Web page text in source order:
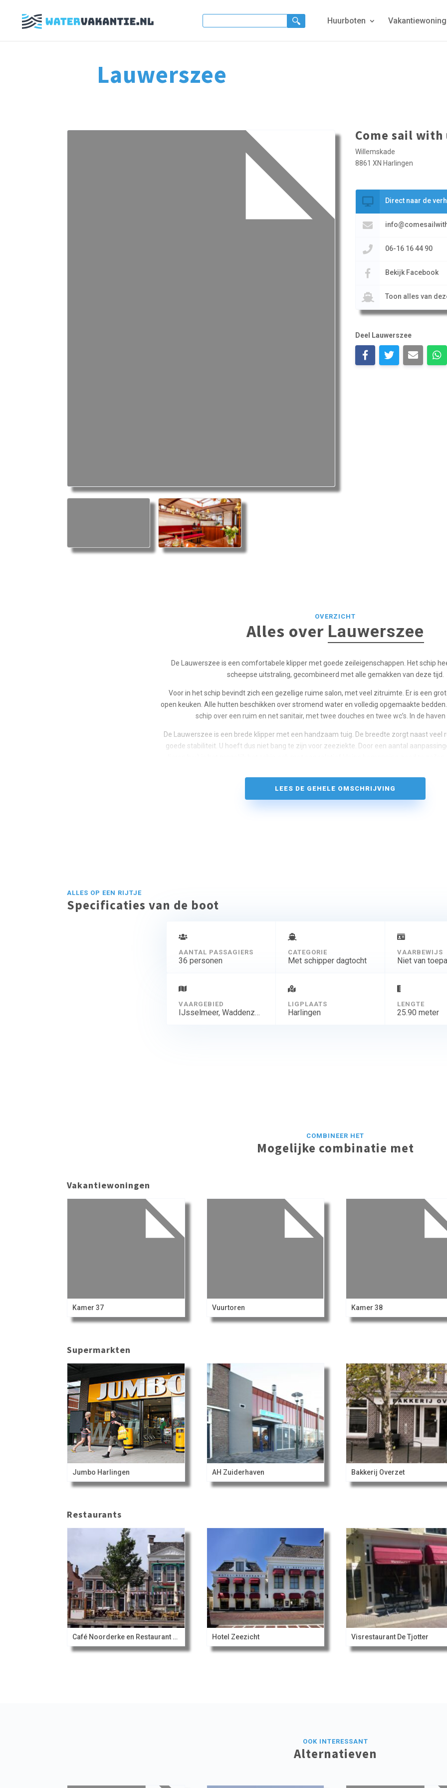
Huurboten
Lauwerszee
Come sail with
Willemskade
8861 XN Harlingen
Direct naar de
06-16 16 44 90
Bekijk Facebook
Toon alles van
Deel Lauwerszee
OVERZICHT
Alles over Lauwerszee
De Lauwerszee is een comfortabele klipper met goede zeileigenschappen. Het schip
scheepse uitstraling, gecombineerd met alle gemakken van deze tijd.
Voor in het schip bevindt zich een gezellige ruime salon, met veel zitruimte. Er is een
open keuken. Alle hutten beschikken over stromend water en volledig opgemaakte
schip over een ruim en net sanitair, met twee douches en twee wc’s. In de haven
De Lauwerszee is een brede klipper met een handzaam tuig. De breedte zorgt naast veel
goede stabiliteit. U hoeft dus niet bang te zijn voor zeeziekte. Door een aantal
Op meerdaagse tochten kan de Lauwerszee 20 personen meenemen, tijdens een
LEES DE GEHELE OMSCHRIJVING
ALLES OP EEN RIJTJE
Specificaties van de boot
AANTAL PASSAGIERS
36 personen
CATEGORIE
Met schipper dagtocht
VAARBEWIJS
Niet van
VAARGEBIED
IJsselmeer, Waddenzee, Friese meren
LIGPLAATS
Harlingen
LENGTE
25.90 meter
COMBINEER HET
Mogelijke combinatie met
Vakantiewoningen
Kamer 37 Vuurtoren Kamer 38
Supermarkten
Jumbo Harlingen AH Zuiderhaven Bakkerij Overzet
Restaurants
Café Noorderke en Restaurant Noorderpoort Hotel Zeezicht Visrestaurant De Tjotter
OOK INTERESSANT
Alternatieven